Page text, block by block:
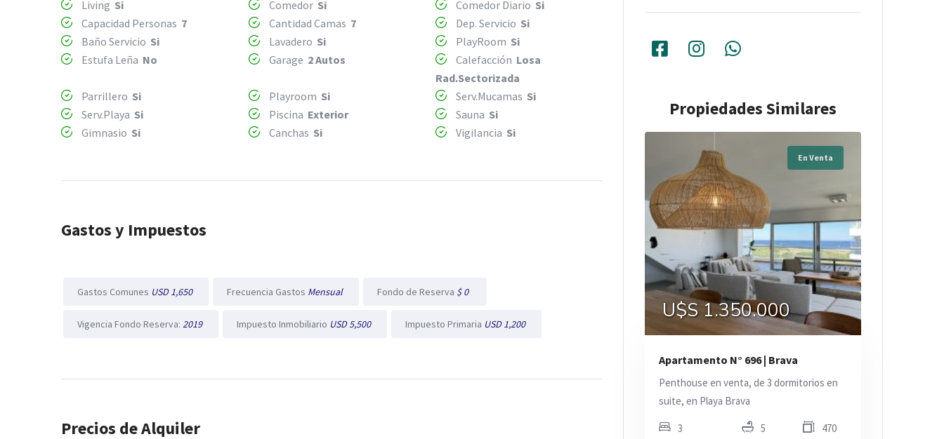
Living Si Comedor Si Comedor Diario Si
Capacidad Personas 7 Cantidad Camas 7 Dep. Servicio Si
Baño Servicio Si Lavadero Si PlayRoom Si
Estufa Leña No Garage 2 Autos Calefacción Losa
Rad.Sectorizada
Parrillero Si Playroom Si Serv.Mucamas Si
Serv.Playa Si Piscina Exterior Sauna Si
Gimnasio Si Canchas Si Vigilancia Si
Gastos y Impuestos
Gastos Comunes USD 1,650 Frecuencia Gastos Mensual Fondo de Reserva $ 0
Vigencia Fondo Reserva: 2019 Impuesto Inmobiliario USD 5,500 Impuesto Primaria USD 1,200
Precios de Alquiler
Propiedades Similares
En Venta
U$S 1.350.000
Apartamento N° 696 | Brava
Penthouse en venta, de 3 dormitorios en
suite, en Playa Brava
3
5
470